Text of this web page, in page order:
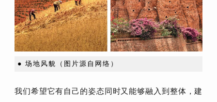
● 场地风貌（图片源自网络）
我们希望它有自己的姿态同时又能够融入到整体，建